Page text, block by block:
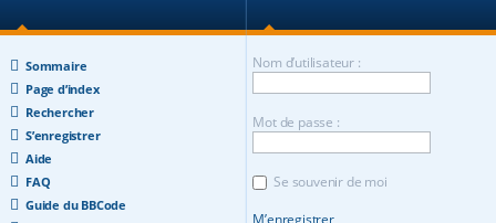
Sommaire
Page d’index
Rechercher
S’enregistrer
Aide
FAQ
Guide du BBCode
Nom d’utilisateur :
Mot de passe :
Se souvenir de moi
M’enregistrer